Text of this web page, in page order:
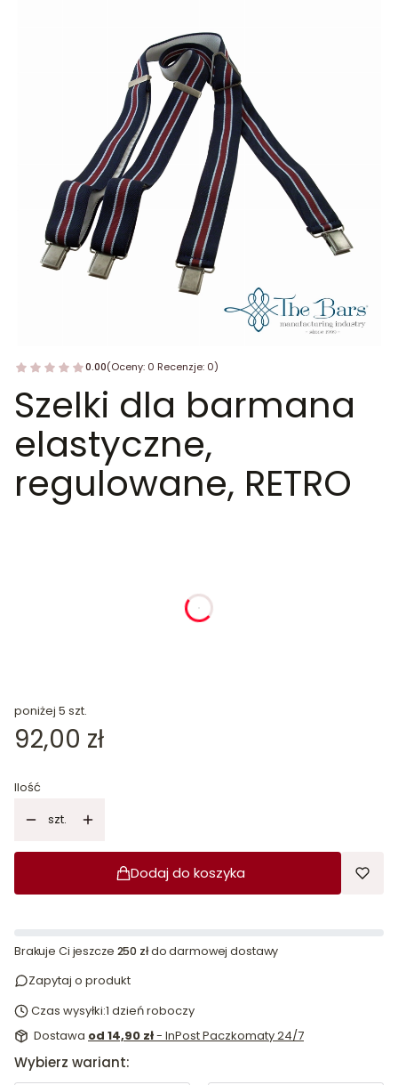
0.00(Oceny: 0 Recenzje: 0)
Szelki dla barmana
elastyczne,
regulowane, RETRO
godziny
poniżej 5 szt.
Cena
92,00 zł
Ilość
szt.
Dodaj do koszyka
Brakuje Ci jeszcze 250 złdo darmowej dostawy
Zapytaj o produkt
Czas wysyłki:1 dzień roboczy
Dostawa od 14,90 zł- InPost Paczkomaty 24/7
Wybierz wariant: